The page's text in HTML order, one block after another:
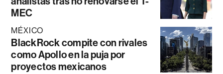
MEC
MÉXICO
BlackRock compite con rivales
como Apollo en la puja por
proyectos mexicanos